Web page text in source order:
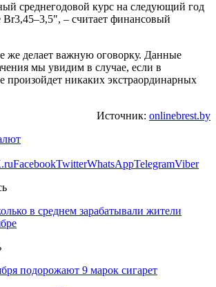
среднегодовой курс на следующий год
Br3,45–3,5", – считает финансовый
же делает важную оговорку. Данные
мы увидим в случае, если в
произойдет никаких экстраординарных
Источник: onlinebrest.by
FacebookTwitterWhatsAppTelegramViber
в среднем зарабатывали жители
подорожают 9 марок сигарет